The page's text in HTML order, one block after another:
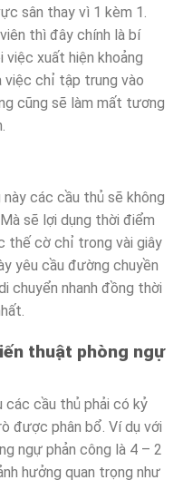
sân thay vì 1 kèm 1.
thì đây chính là bí
việc xuất hiện khoảng
việc chỉ tập trung vào
cũng sẽ làm mất tương
các cầu thủ sẽ không
sẽ lợi dụng thời điểm
thế cờ chỉ trong vài giây
yêu cầu đường chuyền
chuyển nhanh đồng thời
thuật phòng ngự
các cầu thủ phải có kỷ
được phân bổ. Ví dụ với
ngự phản công là 4 – 2
hưởng quan trọng như